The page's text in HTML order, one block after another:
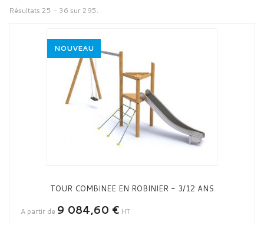
Résultats 25 - 36 sur 295.
NOUVEAU
TOUR COMBINEE EN ROBINIER - 3/12 ANS
A partir de 9 084,60 € HT